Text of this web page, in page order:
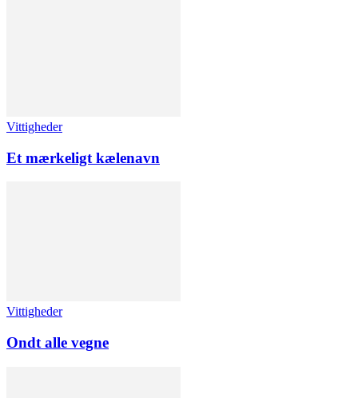
Vittigheder
Et mærkeligt kælenavn
Vittigheder
Ondt alle vegne